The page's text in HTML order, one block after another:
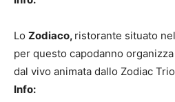
Lo Zodiaco, ristorante situato
per questo capodanno
dal vivo animata dallo Zodiac
Info: